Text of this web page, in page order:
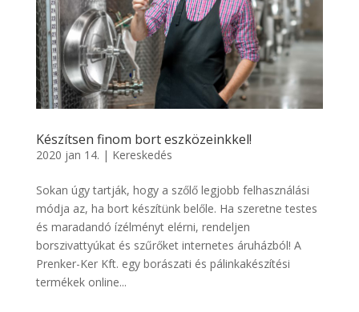
Készítsen finom bort eszközeinkkel!
2020 jan 14. | Kereskedés
Sokan úgy tartják, hogy a szőlő legjobb felhasználási
módja az, ha bort készítünk belőle. Ha szeretne testes
és maradandó ízélményt elérni, rendeljen
borszivattyúkat és szűrőket internetes áruházból! A
Prenker-Ker Kft. egy borászati és pálinkakészítési
termékek online...